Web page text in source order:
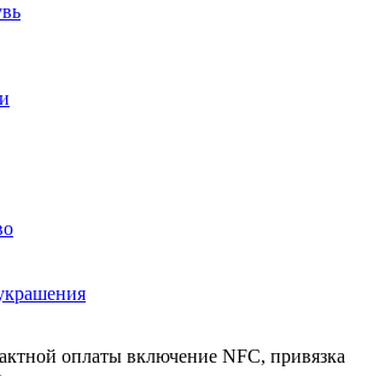
оплаты включение NFC, привязка